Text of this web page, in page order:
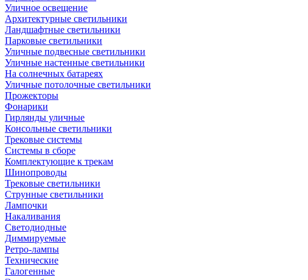
Уличное освещение
Архитектурные светильники
Ландшафтные светильники
Парковые светильники
Уличные подвесные светильники
Уличные настенные светильники
На солнечных батареях
Уличные потолочные светильники
Прожекторы
Фонарики
Гирлянды уличные
Консольные светильники
Трековые системы
Системы в сборе
Комплектующие к трекам
Шинопроводы
Трековые светильники
Струнные светильники
Лампочки
Накаливания
Светодиодные
Диммируемые
Ретро-лампы
Технические
Галогенные